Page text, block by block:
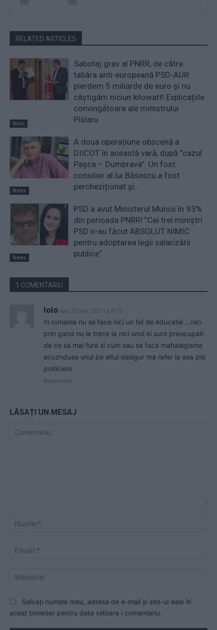
RELATED ARTICLES
Main
Sabotaj grav al PNRR, de către
tabăra anti-europeană PSD-AUR:
pierdem 5 miliarde de euro și nu
câștigăm niciun kilowatt! Explicațiile
convingătoare ale ministrului
Pîslaru
News
A doua operațiune obscenă a
DIICOT în această vară, după ”cazul
Pașca – Dumbrava”. Un fost
consilier al lui Băsescu a fost
percheziționat și...
News
PSD a avut Ministerul Muncii în 93%
din perioada PNRR! ”Cei trei miniştri
PSD n-au făcut ABSOLUT NIMIC
pentru adoptarea legii salarizării
publice”
1 COMENTARIU
lolo luni, 31 mai 2021 La 11.13
In romania nu se face nici un fel de educatie …nici
prin gand nu le trece la nici unul ei sunt preocupati
de ce sa mai fure si cum sau sa faca mahalagisme
acuznduse unul pe altul desigur ma refer la asa zisi
poiticieni
Răspundeți
LĂSAȚI UN MESAJ
Salvați numele meu, adresa de e-mail și site-ul web în
acest browser pentru data viitoare i comentariu.